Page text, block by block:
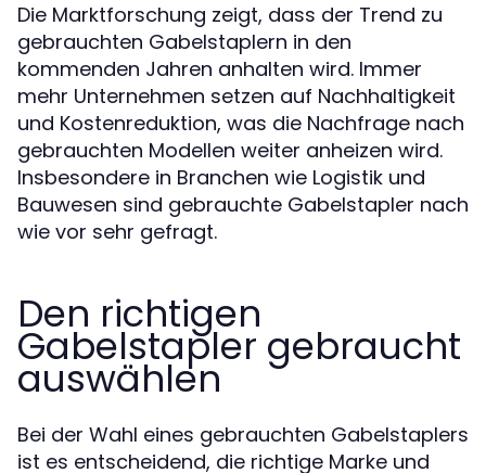
Die Marktforschung zeigt, dass der Trend zu
gebrauchten Gabelstaplern in den
kommenden Jahren anhalten wird. Immer
mehr Unternehmen setzen auf Nachhaltigkeit
und Kostenreduktion, was die Nachfrage nach
gebrauchten Modellen weiter anheizen wird.
Insbesondere in Branchen wie Logistik und
Bauwesen sind gebrauchte Gabelstapler nach
wie vor sehr gefragt.
Den richtigen
Gabelstapler gebraucht
auswählen
Bei der Wahl eines gebrauchten Gabelstaplers
ist es entscheidend, die richtige Marke und